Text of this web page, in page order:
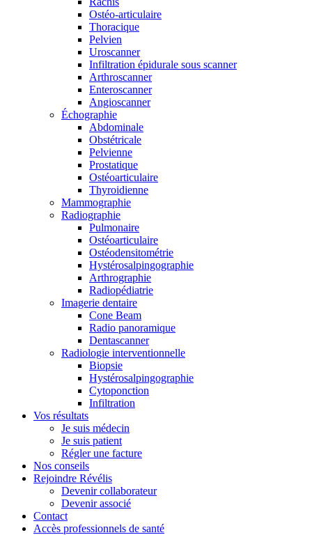
Ostéo-articulaire
Thoracique
Pelvien
Uroscanner
Infiltration épidurale sous scanner
Arthroscanner
Enteroscanner
Angioscanner
Échographie
Abdominale
Obstétricale
Pelvienne
Prostatique
Ostéoarticulaire
Thyroidienne
Mammographie
Radiographie
Pulmonaire
Ostéoarticulaire
Ostéodensitométrie
Hystérosalpingographie
Arthrographie
Radiopédiatrie
Imagerie dentaire
Cone Beam
Radio panoramique
Dentascanner
Radiologie interventionnelle
Biopsie
Hystérosalpingographie
Cytoponction
Infiltration
Vos résultats
Je suis médecin
Je suis patient
Régler une facture
Nos conseils
Rejoindre Révélis
Devenir collaborateur
Devenir associé
Contact
Accès professionnels de santé